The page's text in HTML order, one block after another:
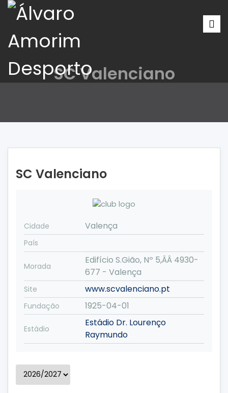
SC Valenciano
SC Valenciano
Cidade Valença
País
Morada
Edifício S.Gião, Nº 5,ÂÂ 4930-
677 - Valença
Site www.scvalenciano.pt
Fundação 1925-04-01
Estádio
Estádio Dr. Lourenço
Raymundo